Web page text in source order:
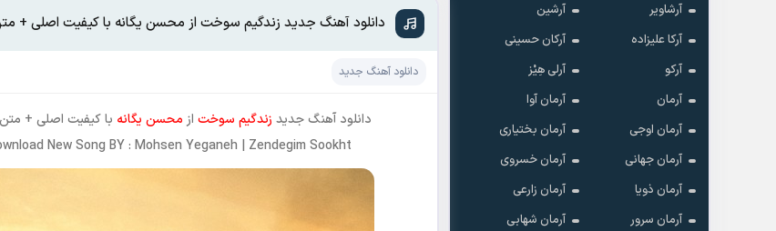
آرشاویر
آرشین
آرکا علیزاده
آرکان حسینی
آرکو
آرلی هِیْز
آرمان
آرمان آوا
آرمان اوجی
آرمان بختیاری
آرمان جهانی
آرمان خسروی
آرمان ذویا
آرمان زارعی
آرمان سرور
آرمان شهابی
دانلود آهنگ جدید زندگیم سوخت از محسن یگانه با کیفیت اصلی +
دانلود آهنگ جدید
دانلود آهنگ جدید زندگیم سوخت از محسن یگانه با کیفیت اصلی +
New Song BY : Mohsen Yeganeh | Zendegim Sookht